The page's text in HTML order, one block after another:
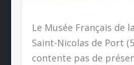
Le Musée Français de
Saint-Nicolas de Port
contente pas de